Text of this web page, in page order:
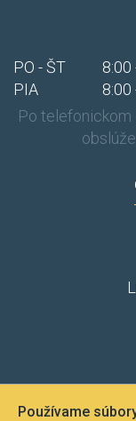
PO - ŠT 8:00
PIA
8:00
Po telefonickom
Používame